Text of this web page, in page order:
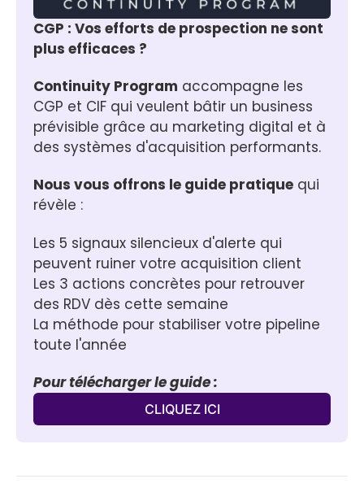
CGP : Vos efforts de prospection ne sont
plus efficaces ?
Continuity Program accompagne les
CGP et CIF qui veulent bâtir un business
prévisible grâce au marketing digital et à
des systèmes d'acquisition performants.
Nous vous offrons le guide pratique qui
révèle :
Les 5 signaux silencieux d'alerte qui
peuvent ruiner votre acquisition client
Les 3 actions concrètes pour retrouver
des RDV dès cette semaine
La méthode pour stabiliser votre pipeline
toute l'année
Pour télécharger le guide :
CLIQUEZ ICI